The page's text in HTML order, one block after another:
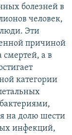
болезней в
человек,
Эти
причиной
смертей, а в
категории
на долю шести
инфекций,